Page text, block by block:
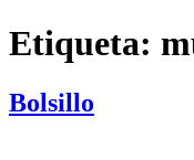
Saltar
al
Etiqueta:
Bolsillo